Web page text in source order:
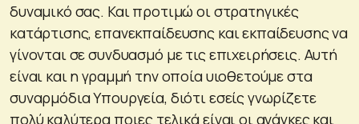
δυναμικό σας. Και προτιμώ οι στρατηγικές
κατάρτισης, επανεκπαίδευσης και εκπαίδευσης να
γίνονται σε συνδυασμό με τις επιχειρήσεις. Αυτή
είναι και η γραμμή την οποία υιοθετούμε στα
συναρμόδια Υπουργεία, διότι εσείς γνωρίζετε
πολύ καλύτερα ποιες τελικά είναι οι ανάγκες και